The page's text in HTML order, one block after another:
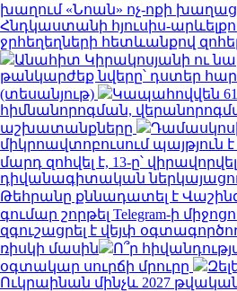
խաղում «Նոան» ոչ-ոքի խաղաց
Հնդկաստանի հյուսիս-
ջրհեղեղների հետևանքով
Անահիտ Կիրակոսյանի ու
թանկարժեք նվերը՝ դստեր
(տեսանյութ)
Կապահովվեն
հիմնանորոգման,
աշխատանքները
միկրոավտոբուսում պայթյուն
մարդ զոհվել է, 13-ը՝ վիրավորվել
դիվանագիտական
Թեհրանը քննադատել է
գումար շորթել Telegram-ի
զգուշացրել է վեյփ
ռիսկի մասին
Ո՞ր
օգտակար սուրճի մրուրը
Ուկրաինան մինչև 2027